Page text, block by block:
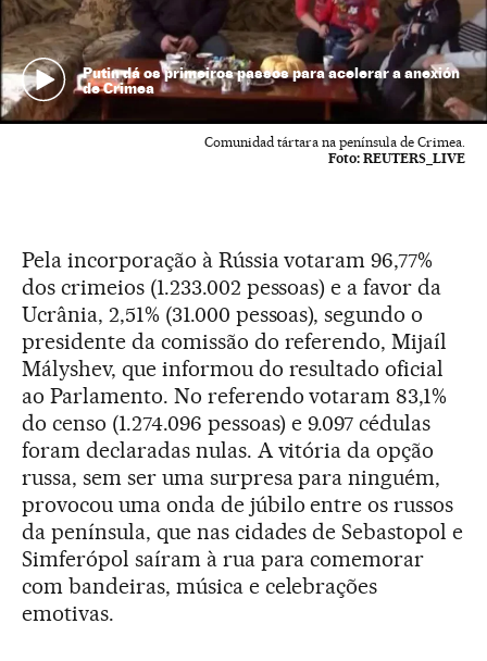
Putin dá os primeiros passos para acelerar a anexión
de Crimea
Comunidad tártara na península de Crimea.
Foto: REUTERS_LIVE
Pela incorporação à Rússia votaram 96,77%
dos crimeios (1.233.002 pessoas) e a favor da
Ucrânia, 2,51% (31.000 pessoas), segundo o
presidente da comissão do referendo, Mijaíl
Mályshev, que informou do resultado oficial
ao Parlamento. No referendo votaram 83,1%
do censo (1.274.096 pessoas) e 9.097 cédulas
foram declaradas nulas. A vitória da opção
russa, sem ser uma surpresa para ninguém,
provocou uma onda de júbilo entre os russos
da península, que nas cidades de Sebastopol e
Simferópol saíram à rua para comemorar
com bandeiras, música e celebrações
emotivas.